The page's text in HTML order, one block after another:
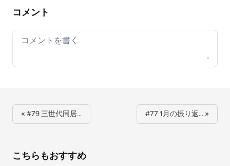
コメント
Your comment
« #79 三世代同居… #77 1月の振り返… »
こちらもおすすめ